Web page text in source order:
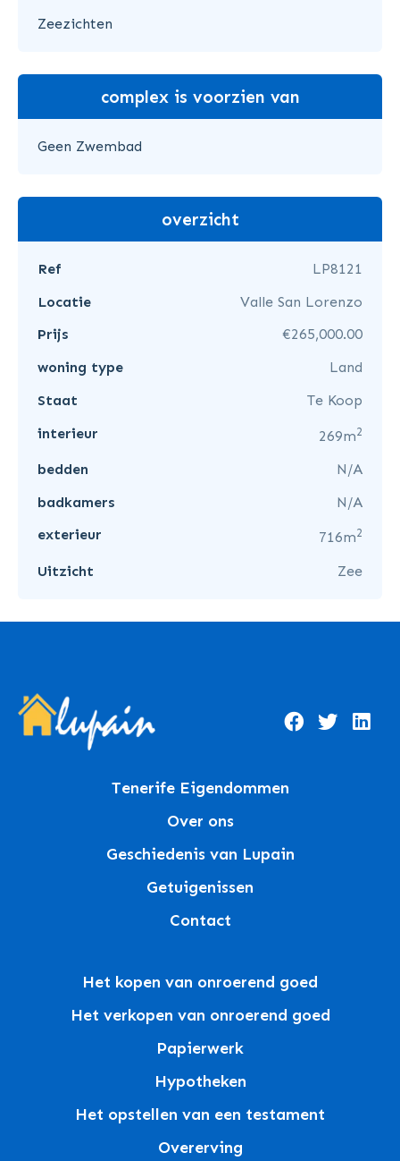
Zeezichten
complex is voorzien van
Geen Zwembad
overzicht
Ref
LP8121
Locatie
Valle San Lorenzo
Prijs
€265,000.00
woning type
Land
Staat
Te Koop
interieur
269m2
bedden
N/A
badkamers
N/A
exterieur
716m2
Uitzicht Zee
Tenerife Eigendommen
Over ons
Geschiedenis van Lupain
Getuigenissen
Contact
Het kopen van onroerend goed
Het verkopen van onroerend goed
Papierwerk
Hypotheken
Het opstellen van een testament
Overerving